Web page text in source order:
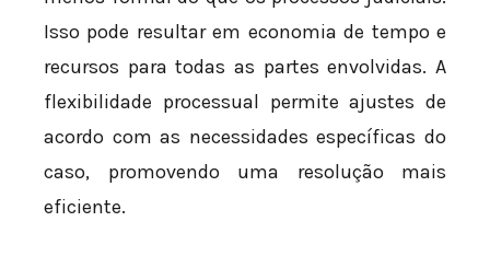
Isso pode resultar em economia de tempo e
recursos para todas as partes envolvidas. A
flexibilidade processual permite ajustes de
acordo com as necessidades específicas do
caso, promovendo uma resolução mais
eficiente.